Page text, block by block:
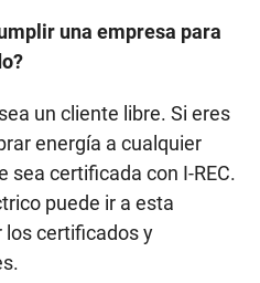
una empresa para
un cliente libre. Si eres
energía a cualquier
sea certificada con I-REC.
puede ir a esta
certificados y